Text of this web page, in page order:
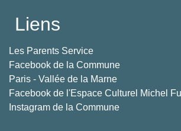
Liens
Les Parents Service
Facebook de la Commune
Paris - Vallée de la Marne
Facebook de l'Espace Culturel Michel
Instagram de la Commune